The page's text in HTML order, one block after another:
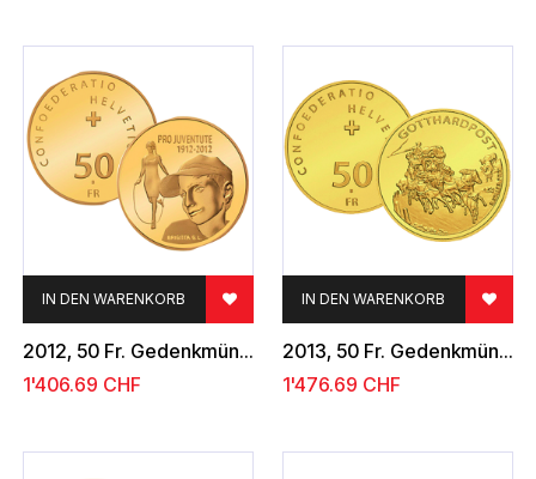
2012, 50 Fr. Gedenkmünze "100 Jahre Pro Juventute"
IN DEN WARENKORB
1'406.69 CHF
2013, 50 Fr. Gedenkmünze "Gotthardpost"
IN DEN WARENKORB
1'476.69 CHF